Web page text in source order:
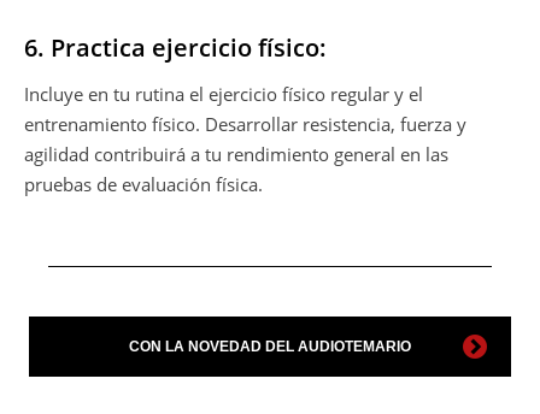
6. Practica ejercicio físico:
Incluye en tu rutina el ejercicio físico regular y el
entrenamiento físico. Desarrollar resistencia, fuerza y
agilidad contribuirá a tu rendimiento general en las
pruebas de evaluación física.
CON LA NOVEDAD DEL AUDIOTEMARIO